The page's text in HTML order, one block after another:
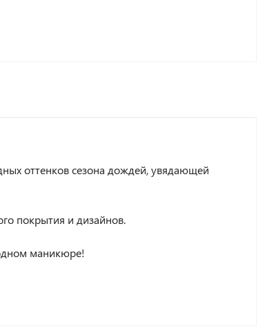
оттенков сезона дождей, увядающей
покрытия и дизайнов.
маникюре!